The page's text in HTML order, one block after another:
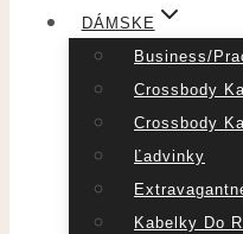
DÁMSKE
Business/
Crossbody
Crossbody
Ľadvinky
Kabelky Do